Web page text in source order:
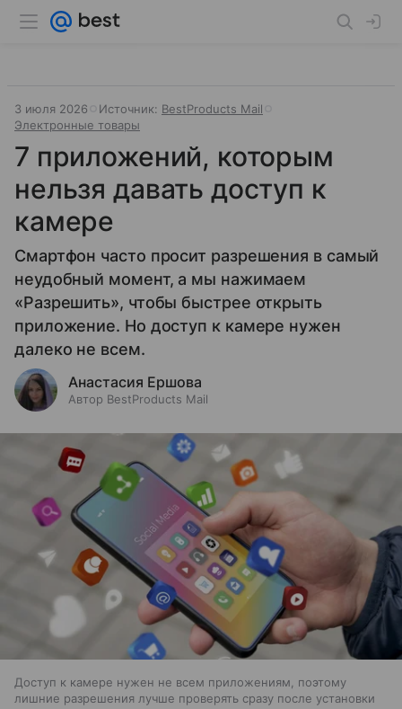
3 июля 2026 Источник: BestProducts Mail
Электронные товары
7 приложений, которым
нельзя давать доступ к
камере
Смартфон часто просит разрешения в самый
неудобный момент, а мы нажимаем
«Разрешить», чтобы быстрее открыть
приложение. Но доступ к камере нужен
далеко не всем.
Анастасия Ершова
Автор BestProducts Mail
Доступ к камере нужен не всем приложениям, поэтому
лишние разрешения лучше проверять сразу после установки